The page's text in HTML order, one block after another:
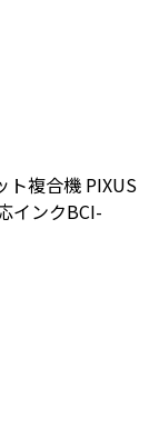
ト複合機 PIXUS
インクBCI-